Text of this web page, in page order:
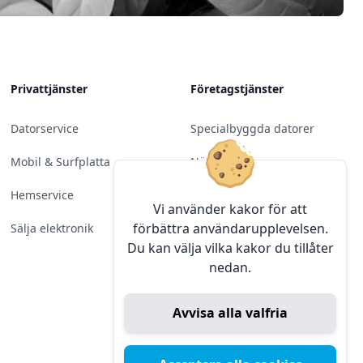
Vi använder kakor för att
förbättra användarupplevelsen.
Du kan välja vilka kakor du tillåter
nedan.
Avvisa alla valfria
Privattjänster
Datorservice
Mobil & Surfplatta
Hemservice
Sälja elektronik
Företagstjänster
Specialbyggda datorer
Nätverk
Programvara
Server & Backup
Konferens & Public Display
Sälja elektronik